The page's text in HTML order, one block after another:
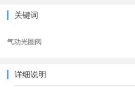
关键词
气动光圈阀
详细说明